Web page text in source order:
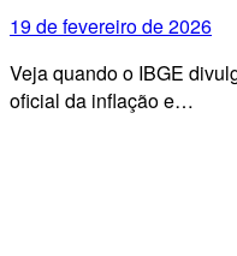
19 de fevereiro de 2026
Veja quando o IBGE
oficial da inflação e…